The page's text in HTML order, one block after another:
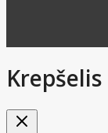
Krepšelis